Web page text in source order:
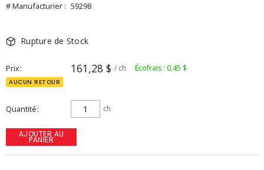
# Manufacturier : 59298
Rupture de Stock
Prix 161,28 $ / ch Écofrais : 0,45 $
AUCUN RETOUR
Quantité ch
AJOUTER AU
PANIER